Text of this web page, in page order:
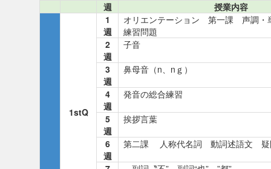
週 授業内容
1stQ
1
週
オリエンテーション 第一課 声調・
練習問題
2
週
子音
3
週
鼻母音（n、nｇ）
4
週
発音の総合練習
5
週
挨拶言葉
6
週
第二課 人称代名詞 動詞述語文